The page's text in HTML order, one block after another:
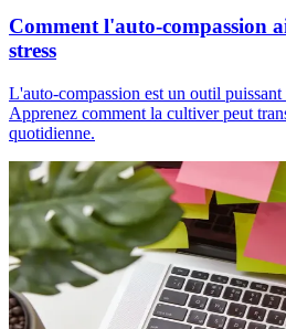
Comment l'auto-compassion
stress
L'auto-compassion est un outil puissant
Apprenez comment la cultiver peut
quotidienne.